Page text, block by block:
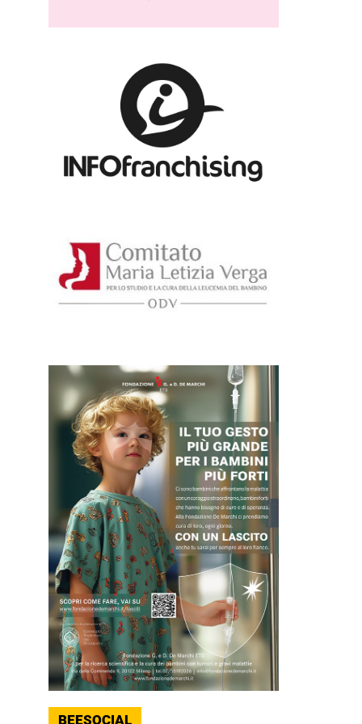
BEESOCIAL